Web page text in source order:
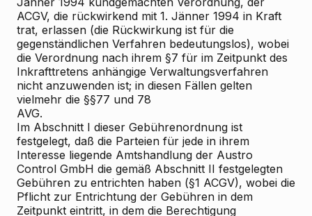
ACGV, die rückwirkend mit 1. Jänner 1994 in Kraft
trat, erlassen (die Rückwirkung ist für die
gegenständlichen Verfahren bedeutungslos), wobei
die Verordnung nach ihrem §7 für im Zeitpunkt des
Inkrafttretens anhängige Verwaltungsverfahren
nicht anzuwenden ist; in diesen Fällen gelten
vielmehr die §§77 und 78
AVG.
Im Abschnitt I dieser Gebührenordnung ist
festgelegt, daß die Parteien für jede in ihrem
Interesse liegende Amtshandlung der Austro
Control GmbH die gemäß Abschnitt II festgelegten
Gebühren zu entrichten haben (§1 ACGV), wobei die
Pflicht zur Entrichtung der Gebühren in dem
Zeitpunkt eintritt, in dem die Berechtigung